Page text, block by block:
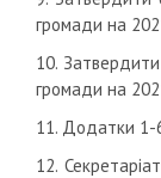
громади на
10.
громади на
11. Додатки 1-
12.